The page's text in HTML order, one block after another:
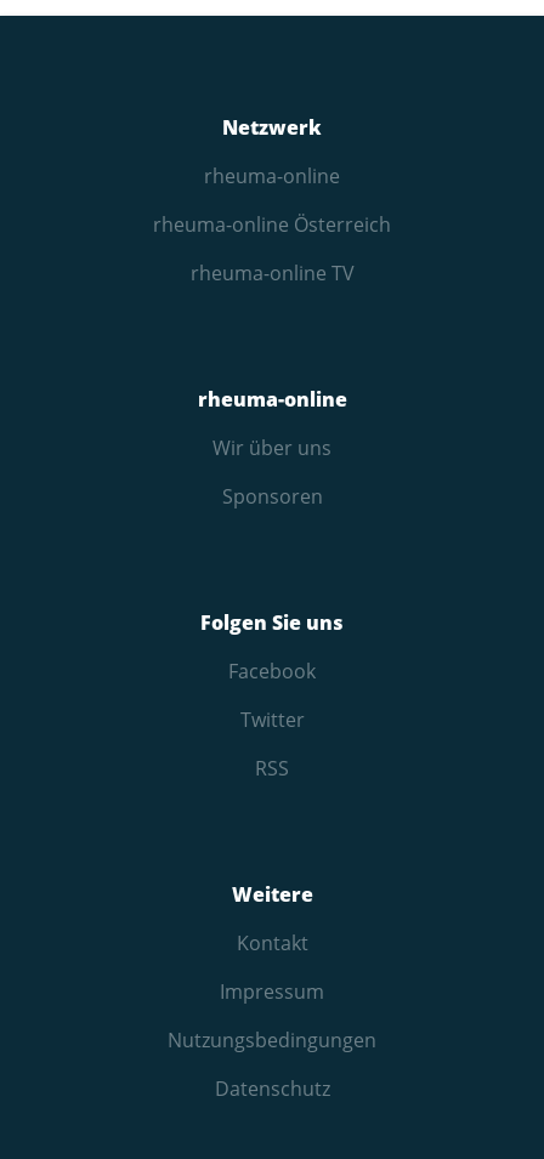
Netzwerk
rheuma-online
rheuma-online Österreich
rheuma-online TV
rheuma-online
Wir über uns
Sponsoren
Folgen Sie uns
Facebook
Twitter
RSS
Weitere
Kontakt
Impressum
Nutzungs­bedingungen
Datenschutz